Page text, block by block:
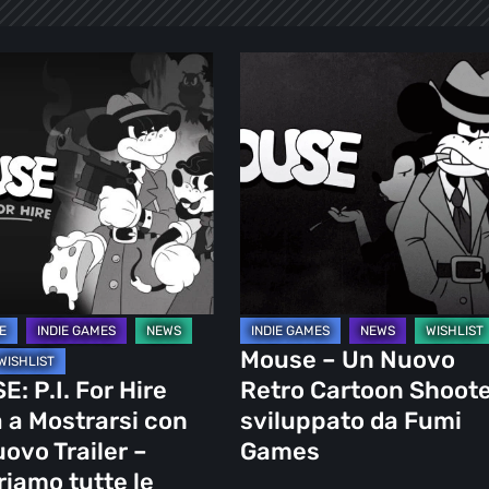
P.I. For Hire
a Mostrarsi con
Trailer –
tutte le
Un
Nuovo
Retro
da
Fumi
Games
Mouse – Un Nuovo
Retro Cartoon
sviluppato da Fumi
Games